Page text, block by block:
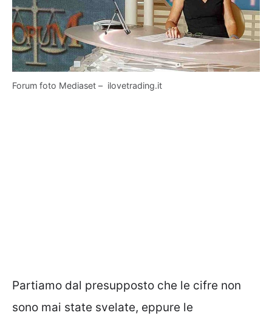
Forum foto Mediaset – ilovetrading.it
Partiamo dal presupposto che le cifre non
sono mai state svelate, eppure le